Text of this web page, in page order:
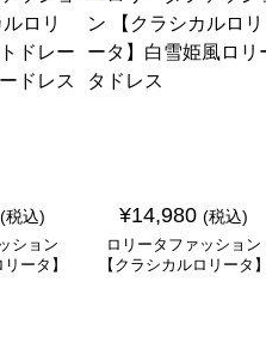
(税込)
ション
ータ】
¥14,980 (税込)
ロリータファッション
【クラシカルロリータ】